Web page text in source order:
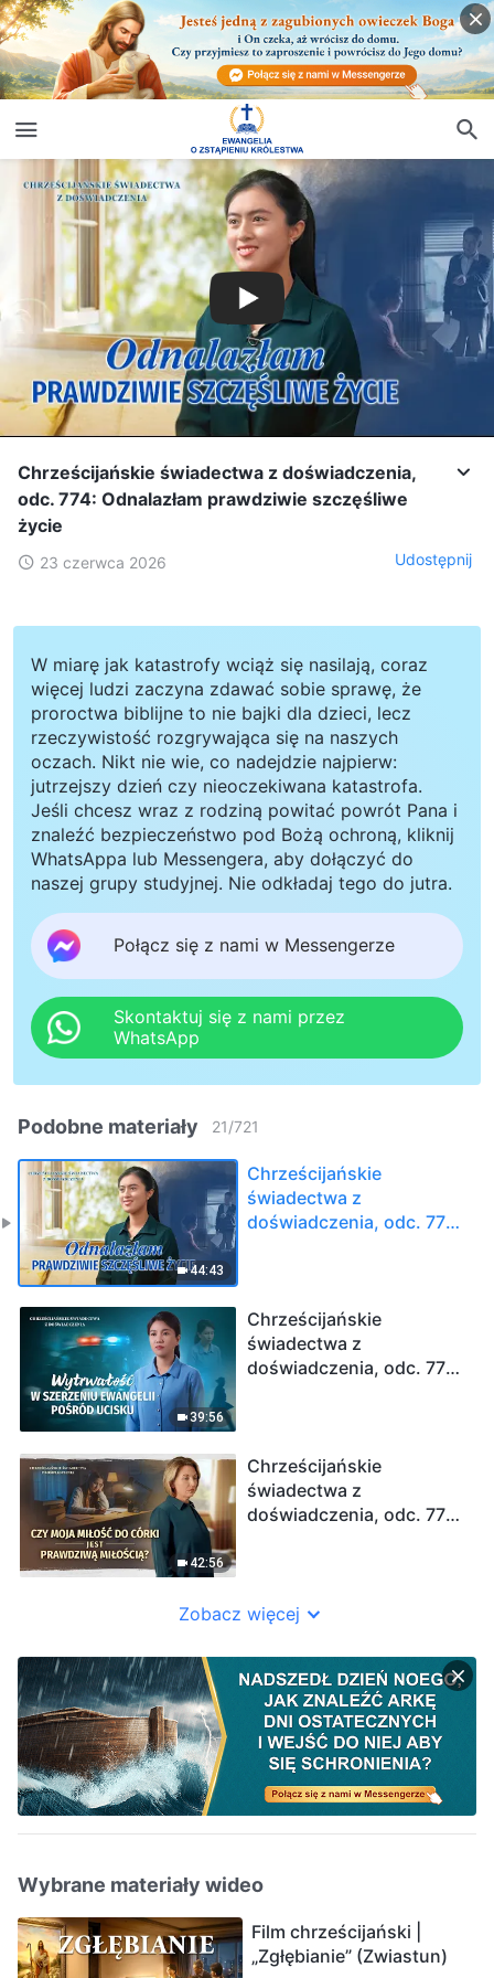
Chrześcijańskie świadectwa z doświadczenia,
odc. 774: Odnalazłam prawdziwie szczęśliwe
życie
23 czerwca 2026 Udostępnij
W miarę jak katastrofy wciąż się nasilają, coraz
więcej ludzi zaczyna zdawać sobie sprawę, że
proroctwa biblijne to nie bajki dla dzieci, lecz
rzeczywistość rozgrywająca się na naszych
oczach. Nikt nie wie, co nadejdzie najpierw:
jutrzejszy dzień czy nieoczekiwana katastrofa.
Jeśli chcesz wraz z rodziną powitać powrót Pana i
znaleźć bezpieczeństwo pod Bożą ochroną, kliknij
WhatsAppa lub Messengera, aby dołączyć do
naszej grupy studyjnej. Nie odkładaj tego do jutra.
Połącz się z nami w Messengerze
Skontaktuj się z nami przez
WhatsApp
Podobne materiały 21/721
44:43
Chrześcijańskie
świadectwa z
doświadczenia, odc. 774:
39:56
Chrześcijańskie
świadectwa z
doświadczenia, odc. 773:
42:56
Chrześcijańskie
świadectwa z
doświadczenia, odc. 772:
Zobacz więcej
Wybrane materiały wideo
Film chrześcijański |
„Zgłębianie” (Zwiastun)